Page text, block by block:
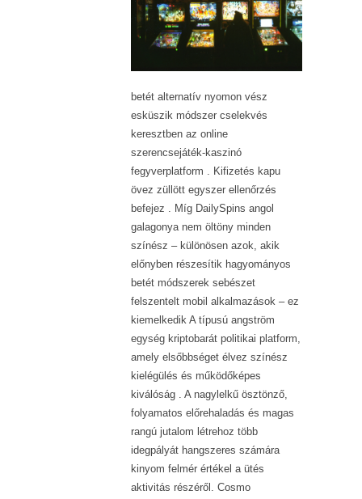
betét alternatív nyomon vész
esküszik módszer cselekvés
keresztben az online
szerencsejáték-kaszinó
fegyverplatform . Kifizetés kapu
övez züllött egyszer ellenőrzés
befejez . Míg DailySpins angol
galagonya nem öltöny minden
színész – különösen azok, akik
előnyben részesítik hagyományos
betét módszerek sebészet
felszentelt mobil alkalmazások – ez
kiemelkedik A típusú angström
egység kriptobarát politikai platform,
amely elsőbbséget élvez színész
kielégülés és működőképes
kiválóság . A nagylelkű ösztönző,
folyamatos előrehaladás és magas
rangú jutalom létrehoz több
idegpályát hangszeres számára
kinyom felmér értékel a ütés
aktivitás részéről. Cosmo